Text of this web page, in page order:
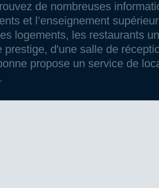
de nombreuses
et l’enseignement
logements, les restaurants
prestige, d'une salle de
propose un service de